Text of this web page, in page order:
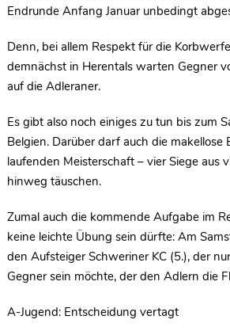
Endrunde Anfang Januar unbedingt
Denn, bei allem Respekt für die
demnächst in Herentals warten Gegner
auf die Adleraner.
Es gibt also noch einiges zu tun bis zum
Belgien. Darüber darf auch die makellose
laufenden Meisterschaft – vier Siege aus
hinweg täuschen.
Zumal auch die kommende Aufgabe im
keine leichte Übung sein dürfte: Am
den Aufsteiger Schweriner KC (5.), der
Gegner sein möchte, der den Adlern die
A-Jugend: Entscheidung vertagt